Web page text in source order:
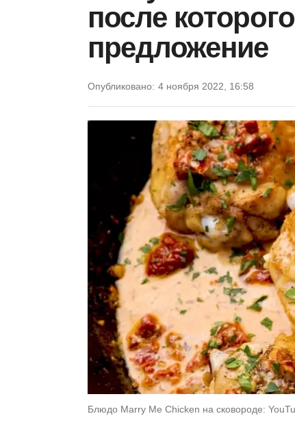
после
предложение
Опубликовано: 4 ноября 2022, 16:58
Блюдо Marry Me Chicken на сковороде: